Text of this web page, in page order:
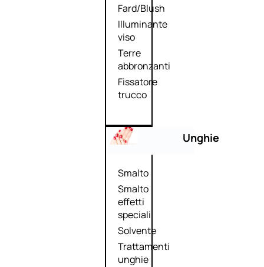
Fard/Blush
Illuminante
viso
Terre
abbronzanti
Fissatore
trucco
Unghie
Smalto
Smalto
effetti
speciali
Solvente
Trattamenti
unghie